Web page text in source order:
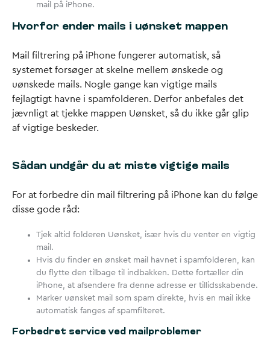
mail på iPhone.
Hvorfor ender mails i uønsket mappen
Mail filtrering på iPhone fungerer automatisk, så
systemet forsøger at skelne mellem ønskede og
uønskede mails. Nogle gange kan vigtige mails
fejlagtigt havne i spamfolderen. Derfor anbefales det
jævnligt at tjekke mappen Uønsket, så du ikke går glip
af vigtige beskeder.
Sådan undgår du at miste vigtige mails
For at forbedre din mail filtrering på iPhone kan du følge
disse gode råd:
Tjek altid folderen Uønsket, især hvis du venter en vigtig
mail.
Hvis du finder en ønsket mail havnet i spamfolderen, kan
du flytte den tilbage til indbakken. Dette fortæller din
iPhone, at afsendere fra denne adresse er tillidsskabende.
Marker uønsket mail som spam direkte, hvis en mail ikke
automatisk fanges af spamfilteret.
Forbedret service ved mailproblemer